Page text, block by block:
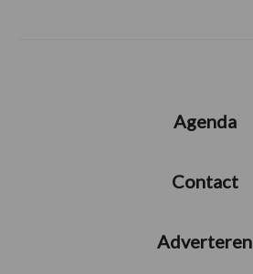
Agenda
Contact
Adverteren